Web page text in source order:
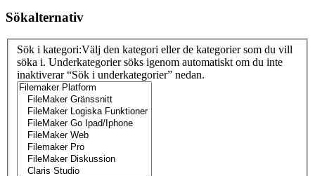
Sökalternativ
Sök i kategori:Välj den kategori eller de kategorier som du vill
söka i. Underkategorier söks igenom automatiskt om du inte
inaktiverar “Sök i underkategorier” nedan.